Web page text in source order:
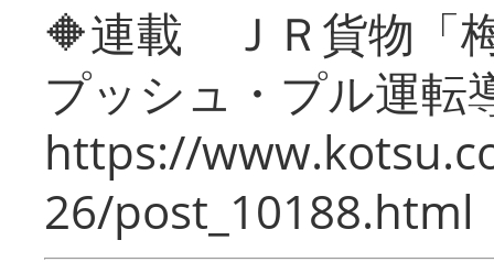
🔶連載 ＪＲ貨物「
プッシュ・プル運転
https://
26/post_10188.html